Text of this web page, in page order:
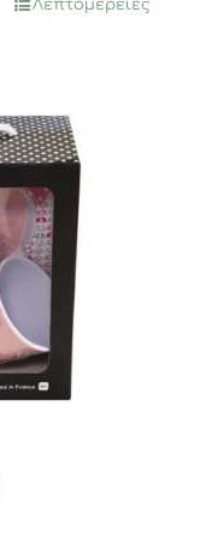
Λεπτομέρειες